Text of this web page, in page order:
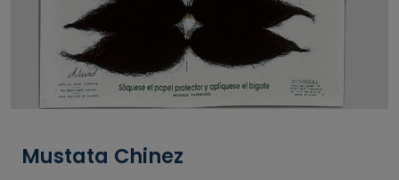
Mustata Chinez